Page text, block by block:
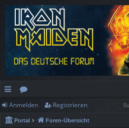
ch
ne
or
en
Anmelden Registrieren
Portal Foren-Übersicht